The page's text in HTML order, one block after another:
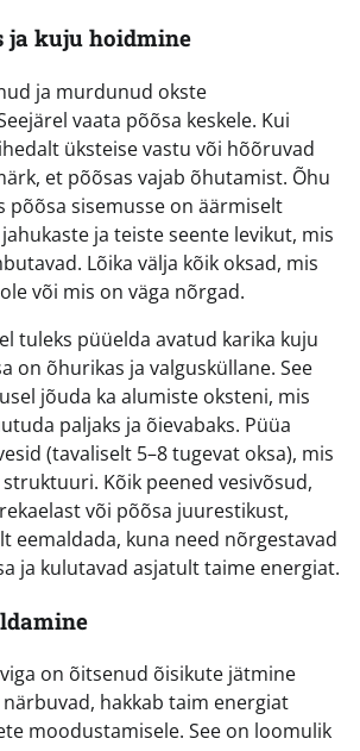
ja kuju hoidmine
ja murdunud okste
vaata põõsa keskele. Kui
üksteise vastu või hõõruvad
et põõsas vajab õhutamist. Õhu
põõsa sisemusse on äärmiselt
ja teiste seente levikut, mis
Lõika välja kõik oksad, mis
või mis on väga nõrgad.
tuleks püüelda avatud karika kuju
on õhurikas ja valgusküllane. See
jõuda ka alumiste oksteni, mis
paljaks ja õievabaks. Püüa
(tavaliselt 5–8 tugevat oksa), mis
Kõik peened vesivõsud,
või põõsa juurestikust,
eemaldada, kuna need nõrgestavad
ja kulutavad asjatult taime energiat.
on õitsenud õisikute jätmine
hakkab taim energiat
moodustamisele. See on loomulik